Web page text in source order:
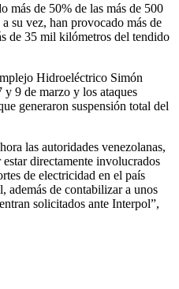
más de 50% de las más de 500
su vez, han provocado más de
de 35 mil kilómetros del tendido
Hidroeléctrico Simón
9 de marzo y los ataques
generaron suspensión total del
las autoridades venezolanas,
directamente involucrados
de electricidad en el país
además de contabilizar a unos
solicitados ante Interpol”,